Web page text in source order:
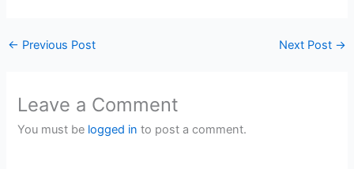
← Previous Post Next Post →
Leave a Comment
You must be logged in to post a comment.